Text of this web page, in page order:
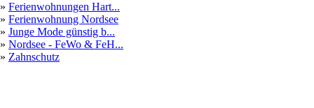
» Ferienwohnungen Hart...
» Ferienwohnung Nordsee
» Junge Mode günstig b...
» Nordsee - FeWo & FeH...
» Zahnschutz